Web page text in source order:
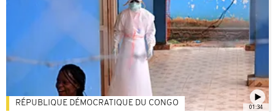
01:34
RÉPUBLIQUE DÉMOCRATIQUE DU CONGO